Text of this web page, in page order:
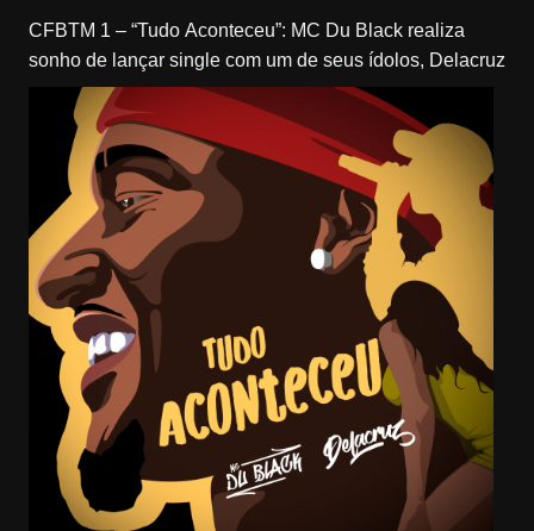
CFBTM 1 – “Tudo Aconteceu”: MC Du Black realiza
sonho de lançar single com um de seus ídolos, Delacruz